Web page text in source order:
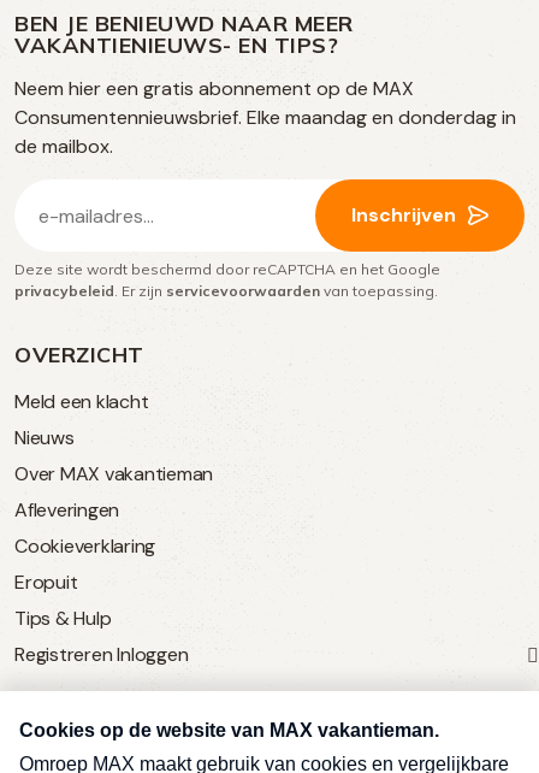
OVERZICHT
Meld een klacht
Nieuws
Over MAX vakantieman
Afleveringen
Cookieverklaring
Eropuit
Tips & Hulp
Registreren Inloggen
SERVICE
op
social
media
op
Facebook
op
TikTok
op
Instagram
BEN JE BENIEUWD NAAR MEER
VAKANTIENIEUWS- EN TIPS?
Neem hier een gratis abonnement op de MAX
Consumentennieuwsbrief. Elke maandag en donderdag in
de mailbox.
mailadres
(Vereist)
Inschrijven
Deze site wordt beschermd door reCAPTCHA en het Google
privacybeleid . Er zijn servicevoorwaarden van toepassing.